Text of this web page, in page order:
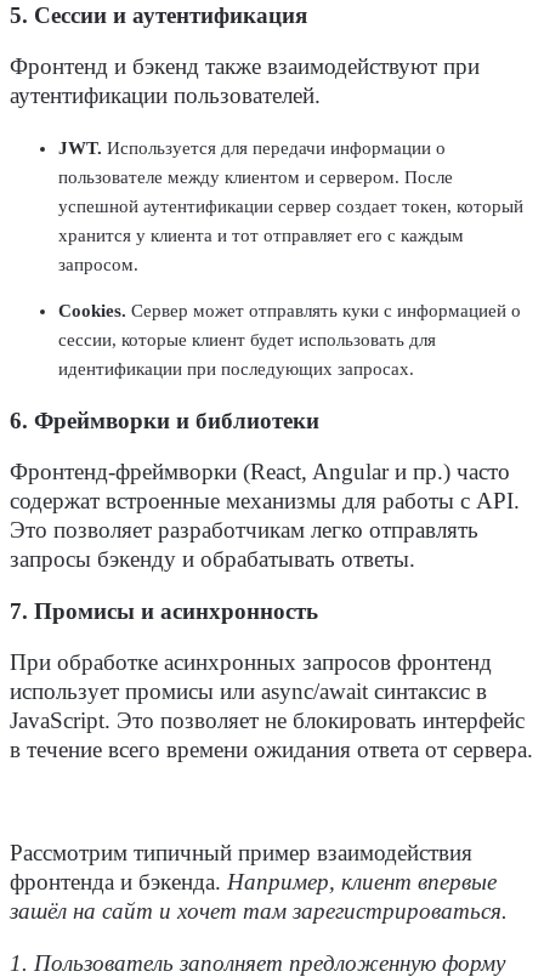
5. Сессии и аутентификация
Фронтенд и бэкенд также взаимодействуют при
аутентификации пользователей.
JWT. Используется для передачи информации о
пользователе между клиентом и сервером. После
успешной аутентификации сервер создает токен, который
хранится у клиента и тот отправляет его с каждым
запросом.
Cookies. Сервер может отправлять куки с информацией о
сессии, которые клиент будет использовать для
идентификации при последующих запросах.
6. Фреймворки и библиотеки
Фронтенд-фреймворки (React, Angular и пр.) часто
содержат встроенные механизмы для работы с API.
Это позволяет разработчикам легко отправлять
запросы бэкенду и обрабатывать ответы.
7. Промисы и асинхронность
При обработке асинхронных запросов фронтенд
использует промисы или async/await синтаксис в
JavaScript. Это позволяет не блокировать интерфейс
в течение всего времени ожидания ответа от сервера.
Рассмотрим типичный пример взаимодействия
фронтенда и бэкенда. Например, клиент впервые
зашёл на сайт и хочет там зарегистрироваться.
1. Пользователь заполняет предложенную форму